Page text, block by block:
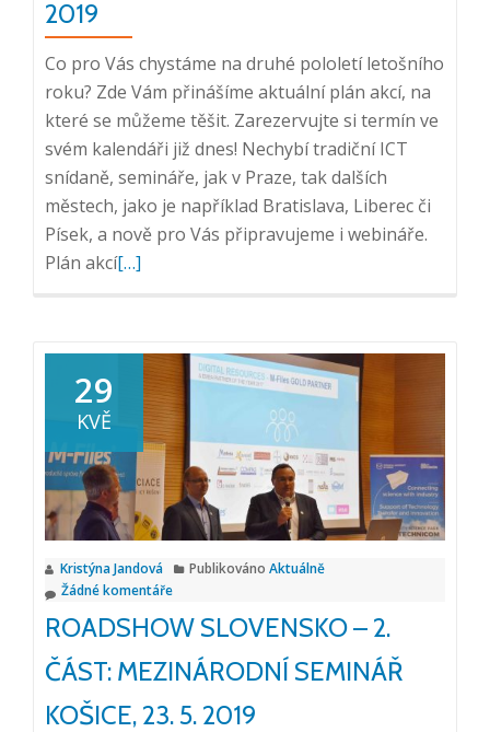
2019
Co pro Vás chystáme na druhé pololetí letošního
roku? Zde Vám přinášíme aktuální plán akcí, na
které se můžeme těšit. Zarezervujte si termín ve
svém kalendáři již dnes! Nechybí tradiční ICT
snídaně, semináře, jak v Praze, tak dalších
městech, jako je například Bratislava, Liberec či
Písek, a nově pro Vás připravujeme i webináře.
Plán akcíPřečtěte
druhé
pololetí
2019
[…]
29
KVĚ
Kristýna Jandová Publikováno Aktuálně
Žádné komentáře
ROADSHOW SLOVENSKO – 2.
ČÁST: MEZINÁRODNÍ SEMINÁŘ
KOŠICE, 23. 5. 2019